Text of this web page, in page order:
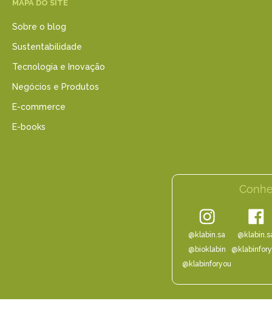
MAPA DO SITE
Sobre o blog
Sustentabilidade
Tecnologia e Inovação
Negócios e Produtos
E-commerce
E-books
@klabin.sa
@bioklabin
@klabinforyou